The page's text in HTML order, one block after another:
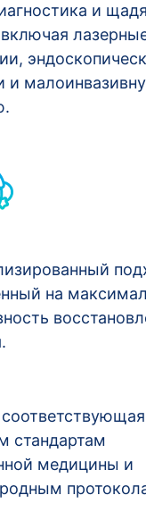
и
и
на
стандартам
медицины и